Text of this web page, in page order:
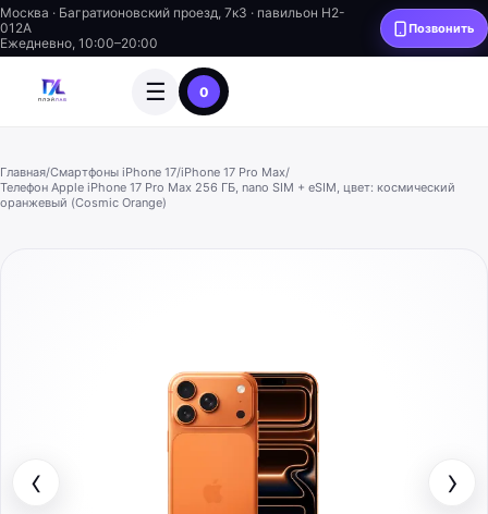
Москва · Багратионовский проезд, 7к3 · павильон H2-
012A
Ежедневно, 10:00–20:00
Позвонить
☰ 0
Главная/Смартфоны iPhone 17/iPhone 17 Pro Max/
Телефон Apple iPhone 17 Pro Max 256 ГБ, nano SIM + eSIM, цвет: космический
оранжевый (Cosmic Orange)
‹ ›